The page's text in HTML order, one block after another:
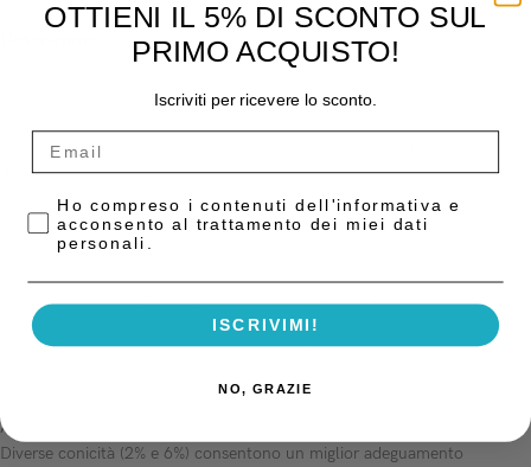
FOTO ATTIVAZIONE DEI MATERIALI DUALI
I perni traslucenti Opticore favoriscono la fotoattivazione veicolando la
La foto polimerizzazione dei materiali duali è raccomandata ogni
qualvolta sia possibile per ottenere migliori proprietà meccaniche ed
FORTI ED ELASTICI
all’impatto (resilienza) tre volte superiore a quella del carbonio.
Un modulo elastico prossimo a quello della dentina, assicura una
perfetta integrazione meccanica con la radice, riducendo il rischio di
ANATOMICI ED ESTETICI
Diverse conicità (2% e 6%) consentono un miglior adeguamento
OTTIENI IL 5% DI SCONTO SUL
PRIMO ACQUISTO!
Iscriviti per ricevere lo sconto.
Privacy Policy
Ho compreso i contenuti dell'informativa e
acconsento al trattamento dei miei dati
personali.
ISCRIVIMI!
NO, GRAZIE